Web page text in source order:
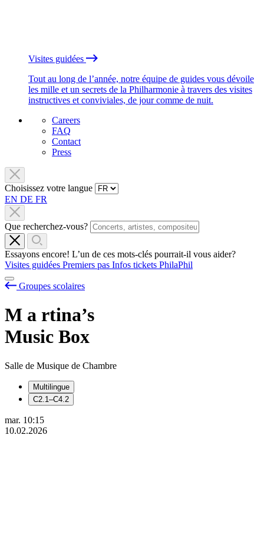
Visites guidées
Tout au long de l’année, notre équipe de guides vous dévoile
les mille et un secrets de la Philharmonie à travers des visites
instructives et conviviales, de jour comme de nuit.
Careers
FAQ
Contact
Press
Choisissez votre langue
EN DE FR
Que recherchez-vous?
Essayons encore! L’un de ces mots-clés pourrait-il vous aider?
Visites guidées Premiers pas Infos tickets PhilaPhil
Groupes scolaires
M a rtina’s
Music Box
Salle de Musique de Chambre
Multilingue
C2.1–C4.2
mar. 10:15
10.02.2026